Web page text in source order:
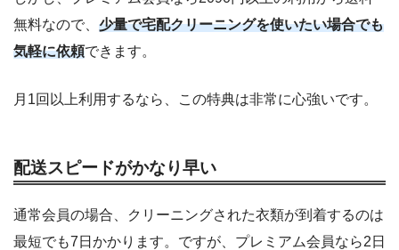
無料なので、 少量で宅配クリーニングを使いたい場合でも
気軽に依頼できます。
月1回以上利用するなら、この特典は非常に心強いです。
配送スピードがかなり早い
通常会員の場合、クリーニングされた衣類が到着するのは
最短でも7日かかります。ですが、プレミアム会員なら2日